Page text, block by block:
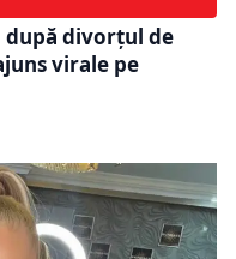
după divorțul de
virale pe